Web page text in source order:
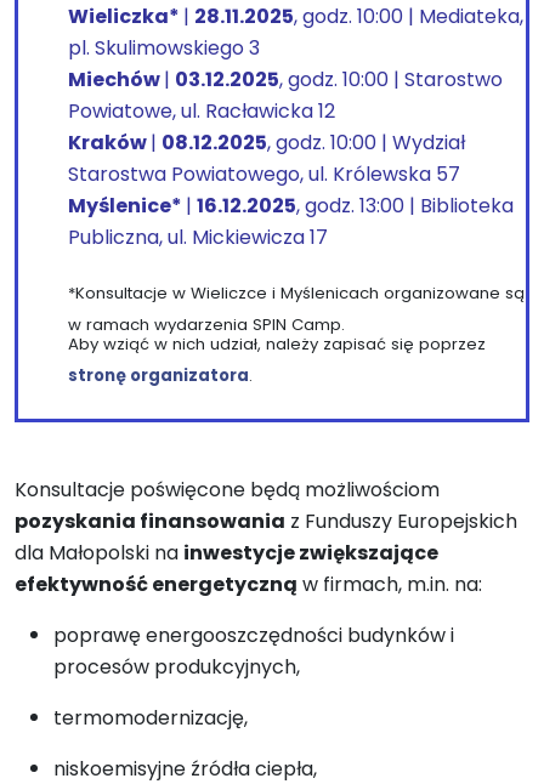
Wieliczka* | 28.11.2025, godz. 10:00 | Mediateka,
pl. Skulimowskiego 3
Miechów| 03.12.2025, godz. 10:00 | Starostwo
Powiatowe, ul. Racławicka 12
Kraków| 08.12.2025, godz. 10:00 | Wydział
Starostwa Powiatowego, ul. Królewska 57
Myślenice* | 16.12.2025, godz. 13:00 | Biblioteka
Publiczna, ul. Mickiewicza 17
*Konsultacje w Wieliczce i Myślenicach organizowane są
w ramach wydarzenia SPIN Camp.
Aby wziąć w nich udział, należy zapisać się poprzez
stronę organizatora.
Konsultacje poświęcone będą możliwościom
pozyskania finansowania z Funduszy Europejskich
dla Małopolski na inwestycje zwiększające
efektywność energetyczną w firmach, m.in. na:
poprawę energooszczędności budynków i
procesów produkcyjnych,
termomodernizację,
niskoemisyjne źródła ciepła,